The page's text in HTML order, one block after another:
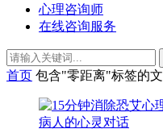
心理咨询师
在线咨询服务
首页 包含"零距离"标签的